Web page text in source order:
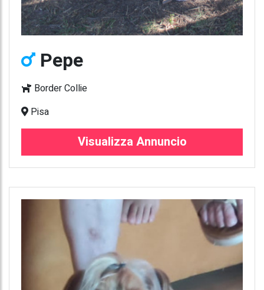
Pepe
Border Collie
Pisa
Visualizza Annuncio